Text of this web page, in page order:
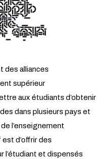
des alliances
supérieur
aux étudiants d’obtenir
dans plusieurs pays et
l’enseignement
d’offrir des
l’étudiant et dispensés